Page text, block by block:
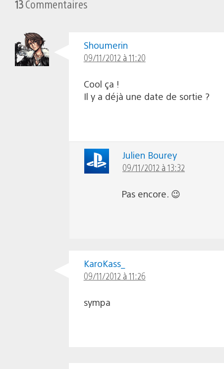
13Commentaires
Shoumerin
09/11/2012 à 11:20
Cool ça !
Il y a déjà une date de sortie ?
Julien Bourey
09/11/2012 à 13:32
Pas encore. 😉
KaroKass_
09/11/2012 à 11:26
sympa